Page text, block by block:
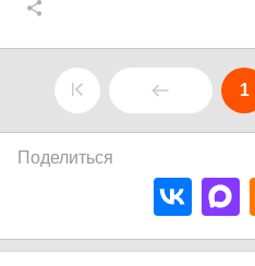
1
Поделиться